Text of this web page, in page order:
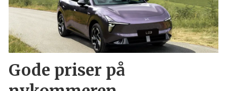
Gode priser på